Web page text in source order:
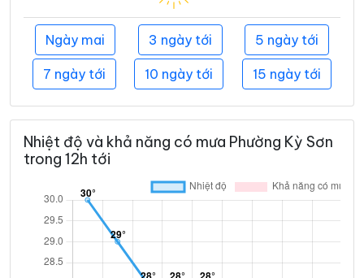
Ngày mai 3 ngày tới 5 ngày tới
7 ngày tới 10 ngày tới 15 ngày tới
Nhiệt độ và khả năng có mưa Phường Kỳ Sơn
trong 12h tới